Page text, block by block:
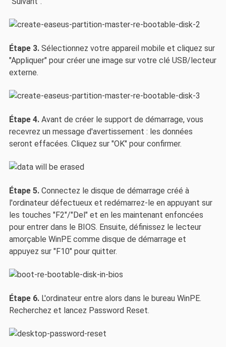
Étape 3. Sélectionnez votre appareil mobile et cliquez sur
"Appliquer" pour créer une image sur votre clé USB/lecteur
externe.
Étape 4. Avant de créer le support de démarrage, vous
recevrez un message d'avertissement : les données
seront effacées. Cliquez sur "OK" pour confirmer.
Étape 5. Connectez le disque de démarrage créé à
l'ordinateur défectueux et redémarrez-le en appuyant sur
les touches "F2"/"Del" et en les maintenant enfoncées
pour entrer dans le BIOS. Ensuite, définissez le lecteur
amorçable WinPE comme disque de démarrage et
appuyez sur "F10" pour quitter.
Étape 6.L'ordinateur entre alors dans le bureau WinPE.
Recherchez et lancez Password Reset.